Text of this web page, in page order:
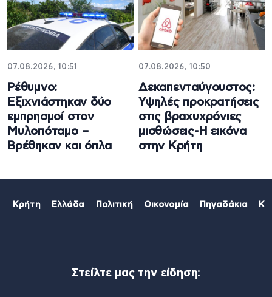
07.08.2026, 10:51
Ρέθυμνο:
Εξιχνιάστηκαν δύο
εμπρησμοί στον
Μυλοπόταμο –
Βρέθηκαν και όπλα
07.08.2026, 10:50
Δεκαπενταύγουστος:
Υψηλές προκρατήσεις
στις βραχυχρόνιες
μισθώσεις-Η εικόνα
στην Κρήτη
Κρήτη Ελλάδα Πολιτική Οικονομία Πηγαδάκια
Στείλτε μας την είδηση: